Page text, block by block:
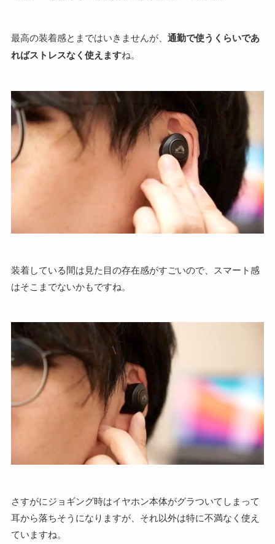
最高の装着感とまではいきませんが、 通勤で使うくらいであ
ればストレスなく使えますね。
装着している間は見た目の存在感がすごいので、スマート感
はそこまでないかもですね。
さすがにジョギング時はイヤホン本体がグラついてしまって
耳から落ちそうになりますが、それ以外は特に不満なく使え
ていますね。